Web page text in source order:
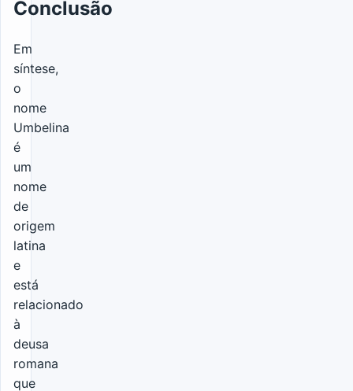
Conclusão
Em
síntese,
o
nome
Umbelina
é
um
nome
de
origem
latina
e
está
relacionado
à
deusa
romana
que